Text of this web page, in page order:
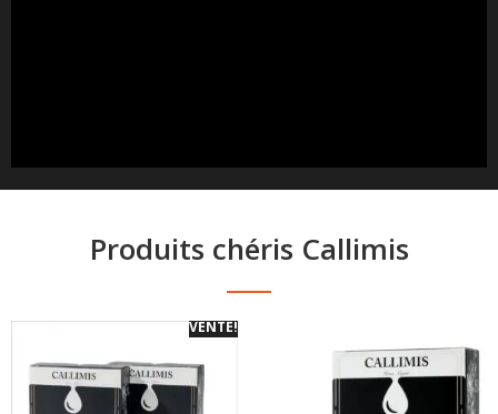
Produits chéris Callimis
VENTE!